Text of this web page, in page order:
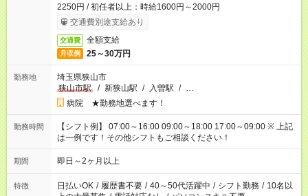
2250円 / 初任者以上：時給1600円～2000円
交通費別途支給あり
交通費 全額支給
月収例 25～30万円
勤務地
埼玉県狭山市
狭山市駅
/ 新狭山駅 / 入曽駅 / …
病院 ★勤務地選べます！
勤務時間
【シフト例】 07:00～16:00 09:00～18:00 17:00～09:00 ※ 上記
は一例です！その他シフトもご相談ください！
期間 即日～2ヶ月以上
特徴 日払いOK / 履歴書不要 / 40～50代活躍中 / シフト勤務 / 10名以